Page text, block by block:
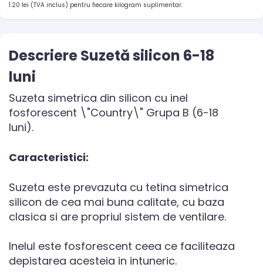
1.20 lei (TVA inclus) pentru fiecare kilogram suplimentar.
Descriere Suzetă silicon 6-18
luni
Suzeta simetrica din silicon cu inel
fosforescent \"Country\" Grupa B (6-18
luni).
Caracteristici:
Suzeta este prevazuta cu tetina simetrica
silicon de cea mai buna calitate, cu baza
clasica si are propriul sistem de ventilare.
Inelul este fosforescent ceea ce faciliteaza
depistarea acesteia in intuneric.